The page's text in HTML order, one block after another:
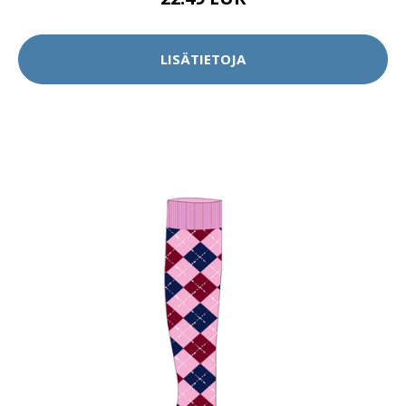
LISÄTIETOJA